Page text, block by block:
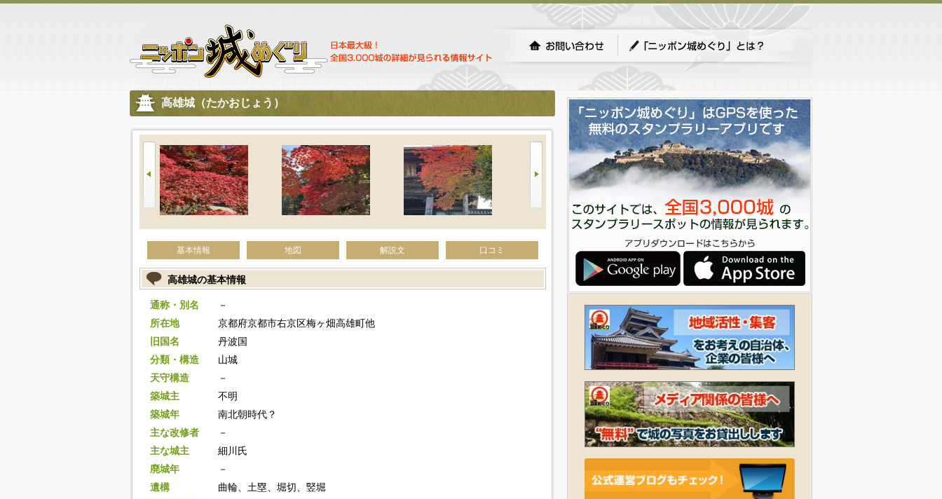
高雄城（たかおじょう）
基本情報 地図 解説文 口コミ
高雄城の基本情報
通称・別名
－
所在地
京都府京都市右京区梅ヶ畑高雄町他
旧国名
丹波国
分類・構造
山城
天守構造
－
築城主
不明
築城年
南北朝時代？
主な改修者
－
主な城主
細川氏
廃城年
－
遺構
曲輪、土塁、堀切、竪堀